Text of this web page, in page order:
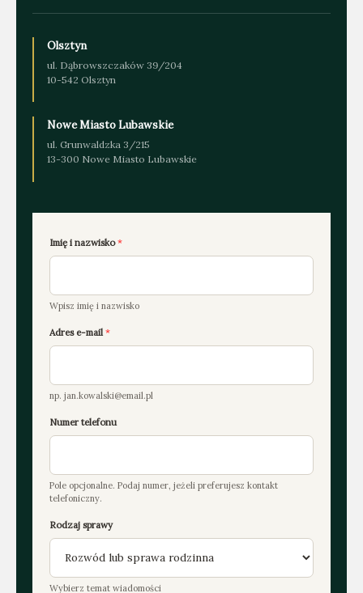
Olsztyn
ul. Dąbrowszczaków 39/204
10-542 Olsztyn
Nowe Miasto Lubawskie
ul. Grunwaldzka 3/215
13-300 Nowe Miasto Lubawskie
Imię i nazwisko*
Wpisz imię i nazwisko
Adres e-mail *
np. jan.kowalski@email.pl
Numer telefonu
Pole opcjonalne. Podaj numer, jeżeli preferujesz kontakt
telefoniczny.
*
t
e
Rodzaj sprawy
Wybierz temat wiadomości